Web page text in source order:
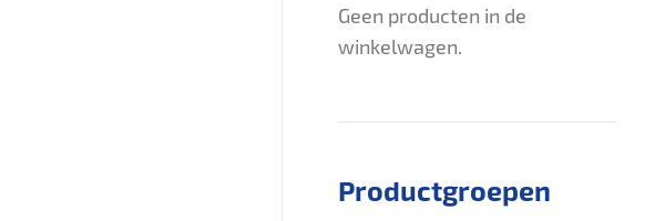
Geen producten in de
winkelwagen.
Productgroepen